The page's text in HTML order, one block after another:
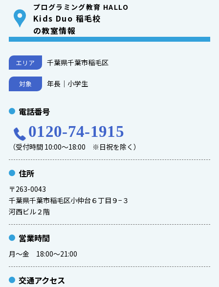
プログラミング教育 HALLO
Kids Duo 稲毛校
の教室情報
エリア 千葉県千葉市稲毛区
対象 年長｜小学生
電話番号
0120-74-1915
（受付時間 10:00～18:00 ※日祝を除く）
住所
〒263-0043
千葉県千葉市稲毛区小仲台６丁目９−３
河西ビル２階
営業時間
月～金 18:00～21:00
交通アクセス